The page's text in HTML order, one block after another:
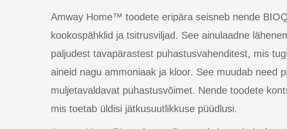
Amway Home™ toodete eripära seisneb nende
kookospähklid ja tsitrusviljad. See ainulaadne
paljudest tavapärastest puhastusvahenditest, mis
aineid nagu ammoniaak ja kloor. See muudab need
muljetavaldavat puhastusvõimet. Nende toodete
mis toetab üldisi jätkusuutlikkuse püüdlusi.